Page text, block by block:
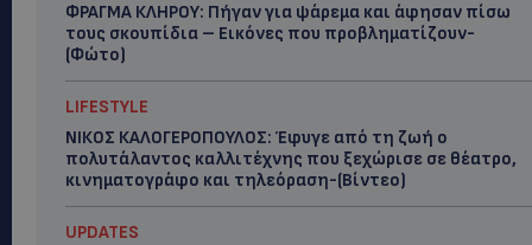
ΦΡΑΓΜΑ ΚΛΗΡΟΥ: Πήγαν για ψάρεμα και άφησαν πίσω
τους σκουπίδια – Εικόνες που προβληματίζουν-
(Φώτο)
LIFESTYLE
ΝΙΚΟΣ ΚΑΛΟΓΕΡΟΠΟΥΛΟΣ: Έφυγε από τη ζωή ο
πολυτάλαντος καλλιτέχνης που ξεχώρισε σε θέατρο,
κινηματογράφο και τηλεόραση-(Bίντεο)
UPDATES